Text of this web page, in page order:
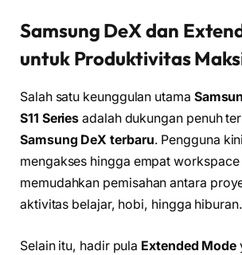
Samsung DeX dan
untuk Produktivitas
Salah satu keunggulan utama
S11 Series adalah dukungan penuh
Samsung DeX terbaru. Pengguna
mengakses hingga empat
memudahkan pemisahan antara
aktivitas belajar, hobi, hingga hiburan.
Selain itu, hadir pula Extended Mode